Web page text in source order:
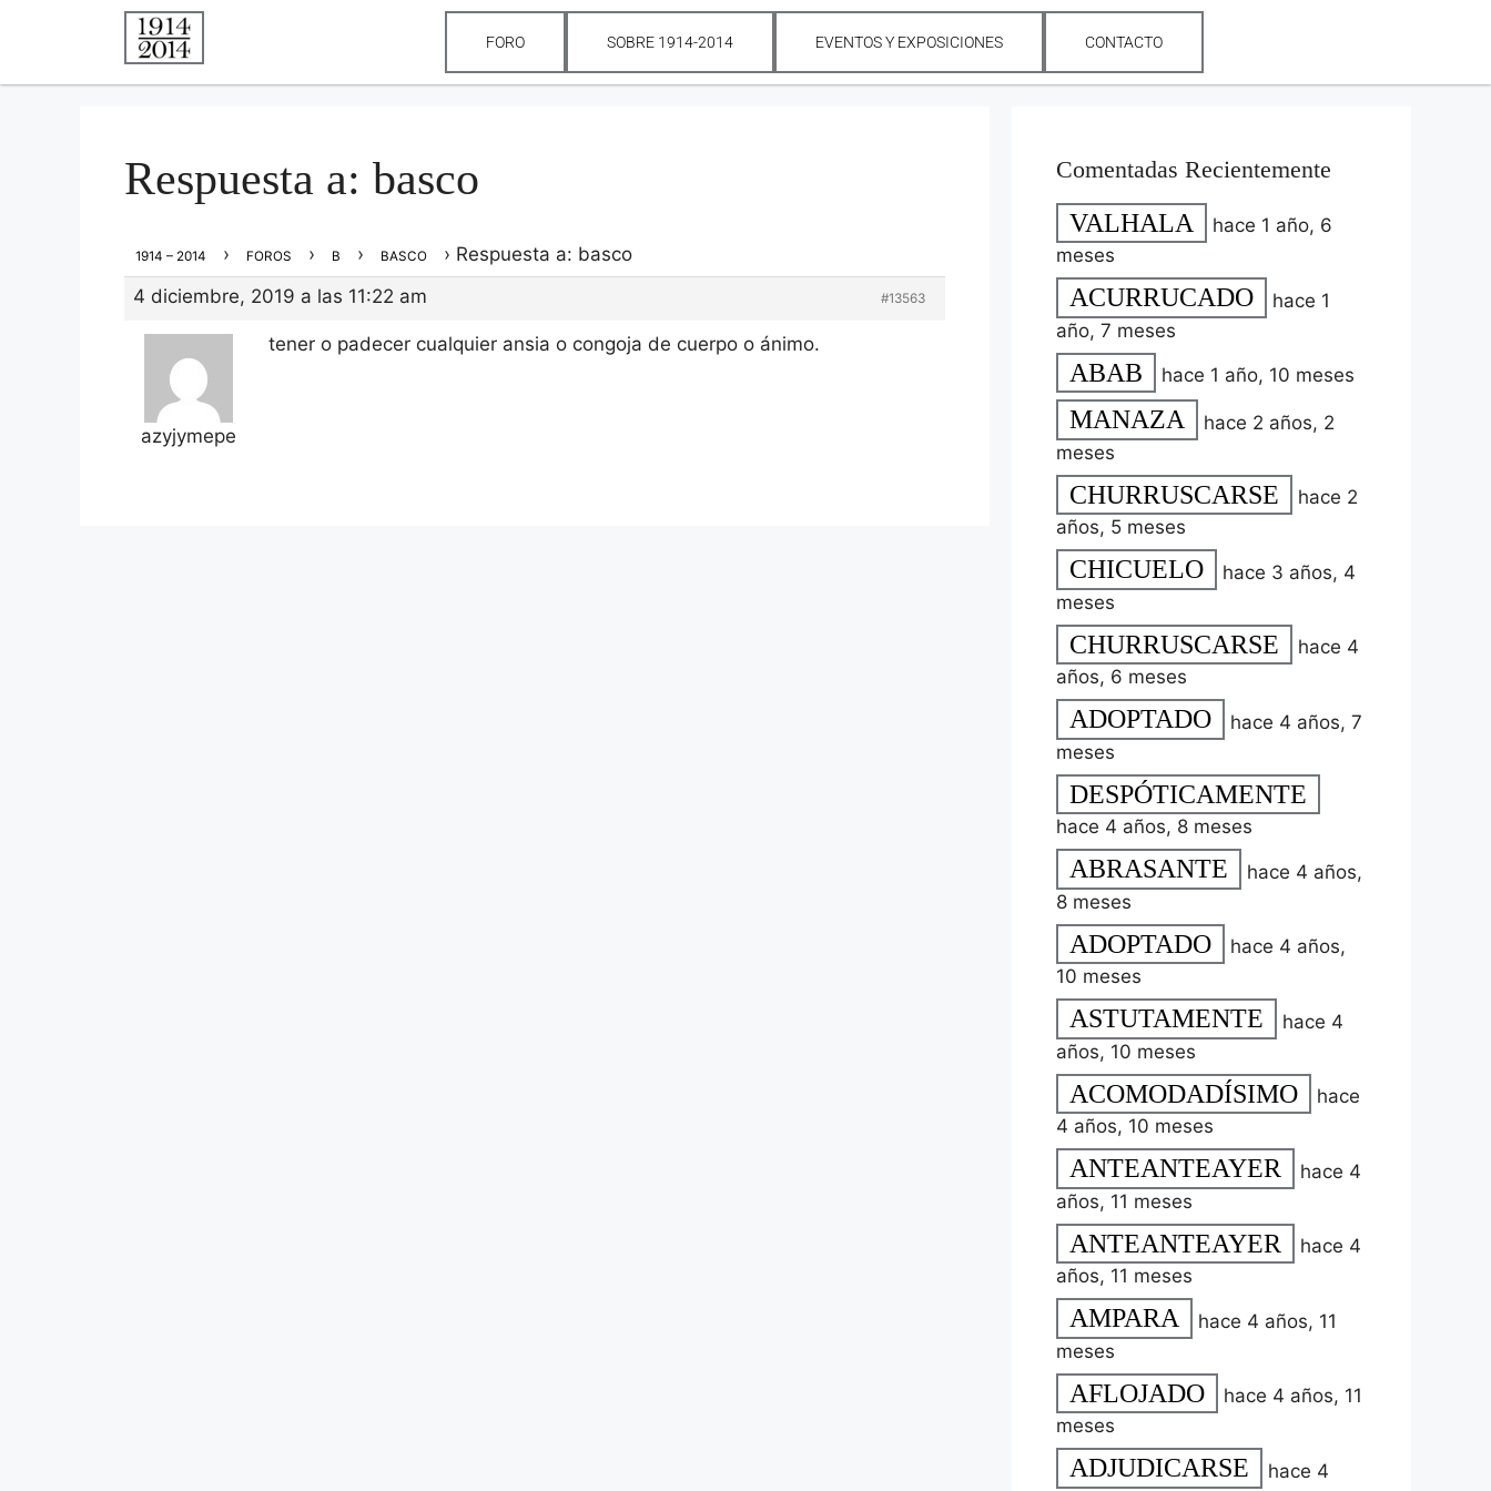
FORO SOBRE 1914-2014 EVENTOS Y EXPOSICIONES CONTACTO
Respuesta a: basco
1914 – 2014 › FOROS › B › BASCO › Respuesta a: basco
4 diciembre, 2019 a las 11:22 am
#13563
azyjymepe
tener o padecer cualquier ansia o congoja de cuerpo o ánimo.
Comentadas Recientemente
VALHALA
hace 1 año, 6
meses
ACURRUCADO
hace 1
año, 7 meses
ABAB hace 1 año, 10 meses
MANAZA
hace 2 años, 2
meses
CHURRUSCARSE
hace 2
años, 5 meses
CHICUELO
hace 3 años, 4
meses
CHURRUSCARSE
hace 4
años, 6 meses
ADOPTADO
hace 4 años, 7
meses
DESPÓTICAMENTE
hace 4 años, 8 meses
ABRASANTE
hace 4 años,
8 meses
ADOPTADO
hace 4 años,
10 meses
ASTUTAMENTE
hace 4
años, 10 meses
ACOMODADÍSIMO
hace
4 años, 10 meses
ANTEANTEAYER
hace 4
años, 11 meses
ANTEANTEAYER
hace 4
años, 11 meses
AMPARA
hace 4 años, 11
meses
AFLOJADO
hace 4 años, 11
meses
ADJUDICARSE
hace 4